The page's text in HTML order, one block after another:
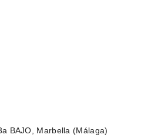
BAJO, Marbella (Málaga)